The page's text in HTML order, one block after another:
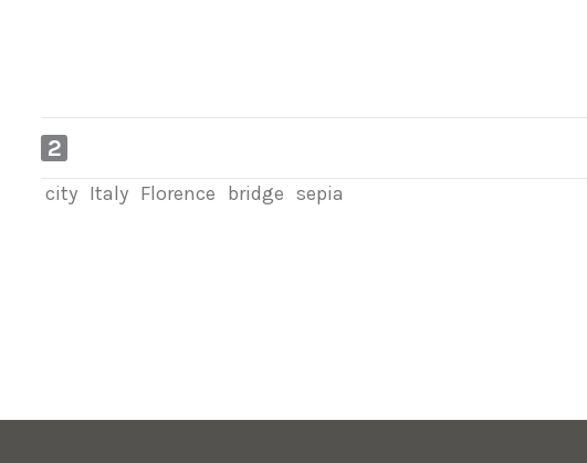
2
city Italy Florence bridge sepia